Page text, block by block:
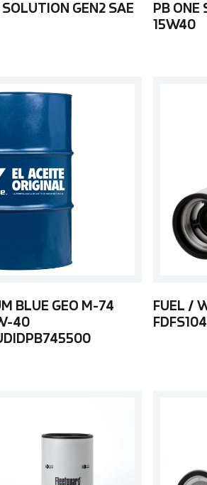
SOLUTION GEN2 SAE
PB ONE
15W40
BLUE GEO M-74
40
FUEL /